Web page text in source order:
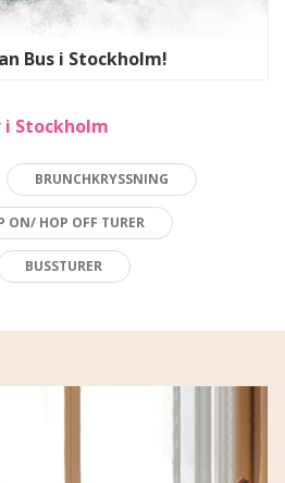
Bus i Stockholm!
i Stockholm
BRUNCHKRYSSNING
ON/ HOP OFF TURER
BUSSTURER